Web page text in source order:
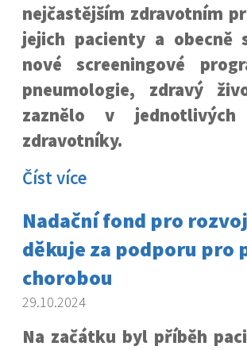
nejčastějším zdravotním
jejich pacienty a obecně
nové screeningové
pneumologie, zdravý
zaznělo v
zdravotníky.
Číst více
Nadační fond pro
děkuje za podporu pro
chorobou
29.10.2024
Na začátku byl příběh